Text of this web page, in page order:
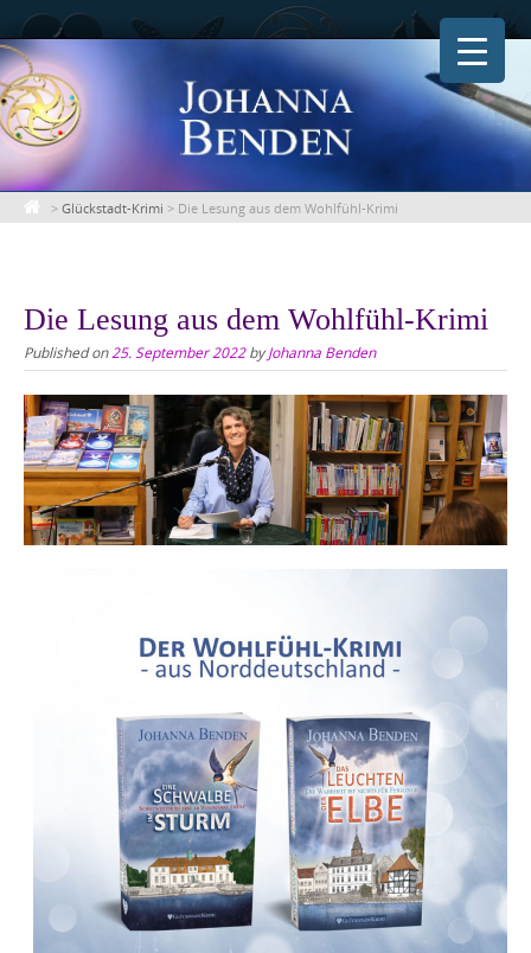
Skip
to
content
> Glückstadt-Krimi > Die Lesung aus dem Wohlfühl-Krimi
Die Lesung aus dem Wohlfühl-Krimi
Published on25. September 2022byJohanna Benden